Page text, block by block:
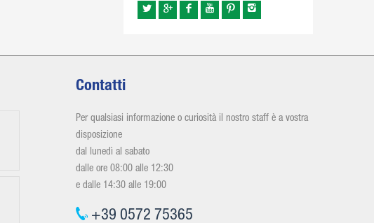
Contatti
Per qualsiasi informazione o curiosità il nostro staff è a vostra
disposizione
dal lunedì al sabato
dalle ore 08:00 alle 12:30
e dalle 14:30 alle 19:00
+39 0572 75365